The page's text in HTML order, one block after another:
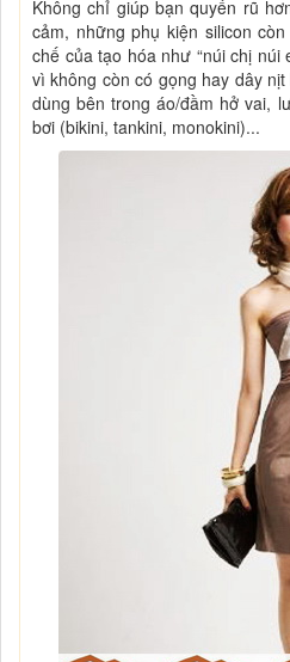
Không chỉ giúp bạn quyến rũ
cảm, những phụ kiện silicon
chế của tạo hóa như “núi chị núi
vì không còn có gọng hay dây
dùng bên trong áo/đầm hở vai,
bơi (bikini, tankini, monokini)...